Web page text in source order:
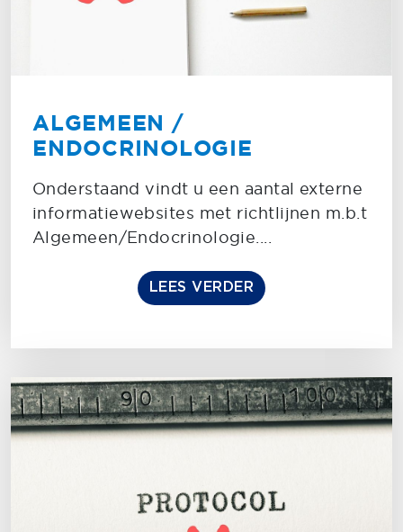
ALGEMEEN /
ENDOCRINOLOGIE
Onderstaand vindt u een aantal externe
informatiewebsites met richtlijnen m.b.t
Algemeen/Endocrinologie....
LEES VERDER